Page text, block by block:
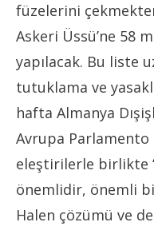
füzelerini
Askeri Üssü’ne 58
yapılacak. Bu liste
tutuklama ve
hafta Almanya
Avrupa Parlamento
eleştirilerle birlikte
önemlidir, önemli
Halen çözümü ve